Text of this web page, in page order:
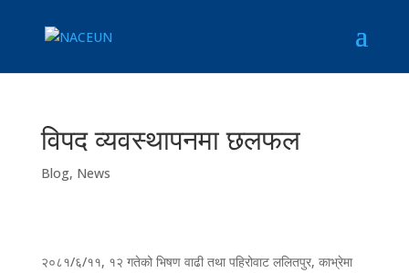
विपद व्यवस्थापनमा छलफल
Blog, News
२०८१/६/११, १२ गतेको भिषण वाढी तथा पहिरोवाट ललितपुर, काभ्रेमा